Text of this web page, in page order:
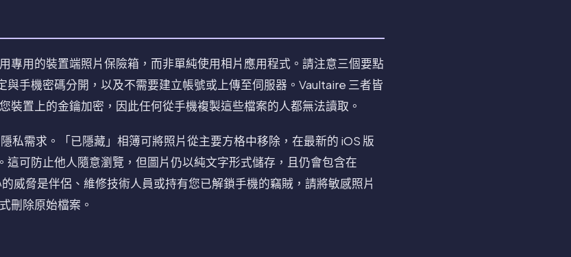
專用的裝置端照片保險箱，而非單純使用相片應用程式。請注意三個要點
與手機密碼分開，以及不需要建立帳號或上傳至伺服器。Vaultaire 三者皆
裝置上的金鑰加密，因此任何從手機複製這些檔案的人都無法讀取。
私需求。「已隱藏」相簿可將照片從主要方格中移除，在最新的 iOS 版
這可防止他人隨意瀏覽，但圖片仍以純文字形式儲存，且仍會包含在
威脅是伴侶、維修技術人員或持有您已解鎖手機的竊賊，請將敏感照片
刪除原始檔案。